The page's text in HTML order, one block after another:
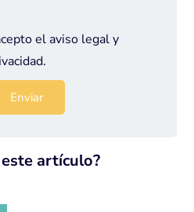
el aviso legaly
.
artículo?